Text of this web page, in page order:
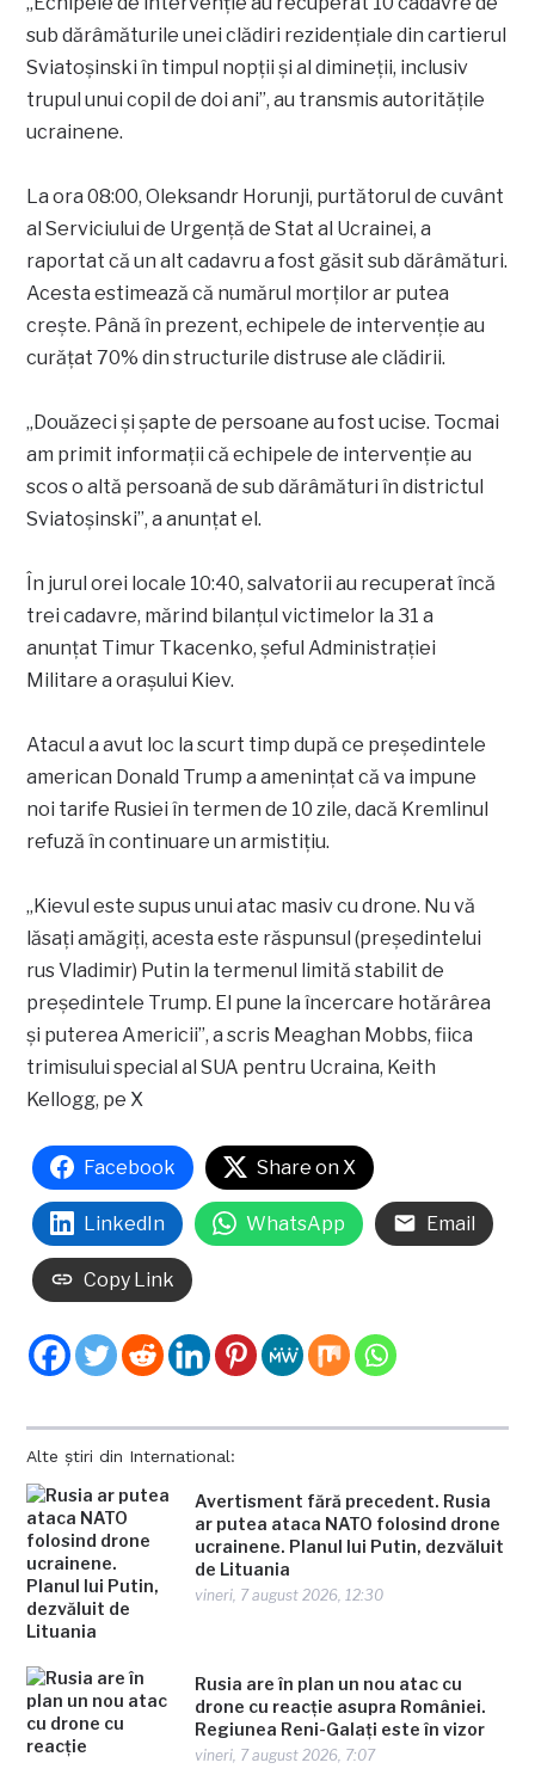
Alte știri din International:
Avertisment fără precedent. Rusia
ar putea ataca NATO folosind drone
ucrainene. Planul lui Putin, dezvăluit
de Lituania
vineri, 7 august 2026, 12:30
Rusia are în plan un nou atac cu
drone cu reacție asupra României.
Regiunea Reni-Galați este în vizor
vineri, 7 august 2026, 7:07
sub dărâmăturile unei clădiri rezidențiale din cartierul
Sviatoșinski în timpul nopții și al dimineții, inclusiv
trupul unui copil de doi ani”, au transmis autoritățile
ucrainene.
La ora 08:00, Oleksandr Horunji, purtătorul de cuvânt
al Serviciului de Urgență de Stat al Ucrainei, a
raportat că un alt cadavru a fost găsit sub dărâmături.
Acesta estimează că numărul morților ar putea
crește. Până în prezent, echipele de intervenție au
curățat 70% din structurile distruse ale clădirii.
„Douăzeci și șapte de persoane au fost ucise. Tocmai
am primit informații că echipele de intervenție au
scos o altă persoană de sub dărâmături în districtul
Sviatoșinski”, a anunțat el.
În jurul orei locale 10:40, salvatorii au recuperat încă
trei cadavre, mărind bilanțul victimelor la 31 a
anunțat Timur Tkacenko, șeful Administrației
Militare a orașului Kiev.
Atacul a avut loc la scurt timp după ce președintele
american Donald Trump a amenințat că va impune
noi tarife Rusiei în termen de 10 zile, dacă Kremlinul
refuză în continuare un armistițiu.
„Kievul este supus unui atac masiv cu drone. Nu vă
lăsați amăgiți, acesta este răspunsul (președintelui
rus Vladimir) Putin la termenul limită stabilit de
președintele Trump. El pune la încercare hotărârea
și puterea Americii”, a scris Meaghan Mobbs, fiica
trimisului special al SUA pentru Ucraina, Keith
Kellogg, pe X
Facebook Share on X
LinkedIn WhatsApp Email
Copy Link